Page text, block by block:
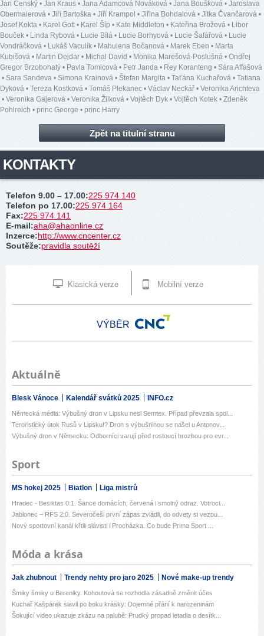
Jan Čenský • Jan Kraus • Jana Adamcová Nováková • Jana Boušková • Jaroslava
Obermaierová • Jiří Bartoška • Jiří Krampol • Jiřina Bohdalová • Jitka Čvančarová •
Josef Kokta • Karel Gott• Karel Šíp • Kate Middleton • Kateřina Brožová • Libor
Bouček • Linda Rybová • Lucie Bílá • Lucie Borhyová • Lucie Šafářová • Lucie
Vondráčková • Lukáš Vaculík • Mahulena Bočanová • Marek Eben • Marta
Kubišová • Martin Dejdar • Michal David • Monika Marešová-Poslušná • Ondřej
Gregor Brzobohatý • Pavla Tomicová • Petr Janda • Rey Koranteng • Sára Affašová
• Sara Sandeva • Simona Krainová • Štefan Margita • Taťána Kuchařová • Tatiana
Dyková • Tereza Kostková • Tomáš Plekanec • Václav Neckář • Veronika Arichteva
• Veronika Gajerová • Veronika Žilková • Vojtěch Dyk • Vojtěch Kotek • Zdeněk
Pohlreich • princ George • princ Harry
Zpět na titulní stranu
KONTAKTY
Telefon 9.00 – 17.00:225 974 140
Telefon po 17.00:225 974 164
Fax:225 974 141
E-mail:aha@ahaonline.cz
Inzerce:http://www.cncenter.cz
Soutěže:pravidla soutěží
Klasická verze Mobilní verze
VÝBĚR
Aktuálně
Blesk Vánoce Kalendář svátků 2025 INFO.cz
Německá média: Výbušný dron v Lipsku nesl Semtex. Případ převzala spol...
Teroristický útok Rusů v Lipsku!? Dron s výbušninou se našel u Antonov...
Výbušný dron v Německu: Odborníci varují před rostoucí hrozbou pro evr...
Sport
MS hokej 2025 Biatlon Liga mistrů
Hradec - Besiktas 0:1. Šance domácích, červená i smolný odraz. Votroci...
Jablonec – RFS 2:0. Severočeši první zápas zvládli, do odvety si vezou...
Nový sportovní kanál křtili slávisti i Procházka. Co bude Prima Sport ...
Móda a krása
Jak zhubnout Trendy nehty pro jaro 2025 Nové make-up trendy
Šmiky šmiky u Bereniky. Kohoutová se rozhodla zásadně změnit účes
Kuchař Kašpárek slavil po boku krásky: Dojemné přání k narozeninám
Šokující video ukazuje zkázu na palubě: Prudký propad letadla o desítk...